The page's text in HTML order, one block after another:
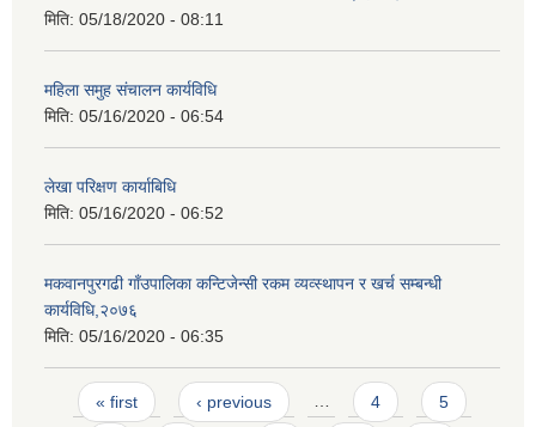
मिति: 05/18/2020 - 08:11
महिला समुह संचालन कार्यविधि
मिति: 05/16/2020 - 06:54
लेखा परिक्षण कार्याबिधि
मिति: 05/16/2020 - 06:52
मकवानपुरगढी गाँउपालिका कन्टिजेन्सी रकम व्यव्स्थापन र खर्च सम्बन्धी
कार्यविधि,२०७६
मिति: 05/16/2020 - 06:35
Pages
« first ‹ previous … 4 5